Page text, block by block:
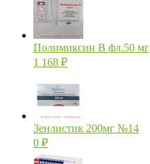
Полимиксин В фл.50 мг
1 168 ₽
Зенлистик 200мг №14
0 ₽